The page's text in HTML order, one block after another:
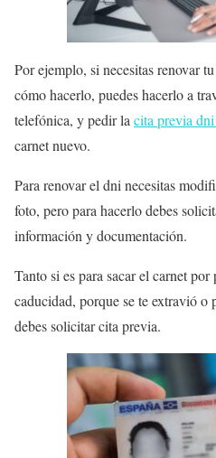
Por ejemplo, si necesitas renovar
cómo hacerlo, puedes hacerlo a
telefónica, y pedir lacita previa
carnet nuevo.
Para renovar el dni necesitas
foto, pero para hacerlo debes
información y documentación.
Tanto si es para sacar el carnet
caducidad, porque se te extravió
debes solicitar cita previa.